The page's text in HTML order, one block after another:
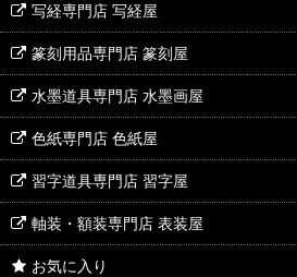
写経専門店 写経屋
篆刻用品専門店 篆刻屋
水墨道具専門店 水墨画屋
色紙専門店 色紙屋
習字道具専門店 習字屋
軸装・額装専門店 表装屋
お気に入り